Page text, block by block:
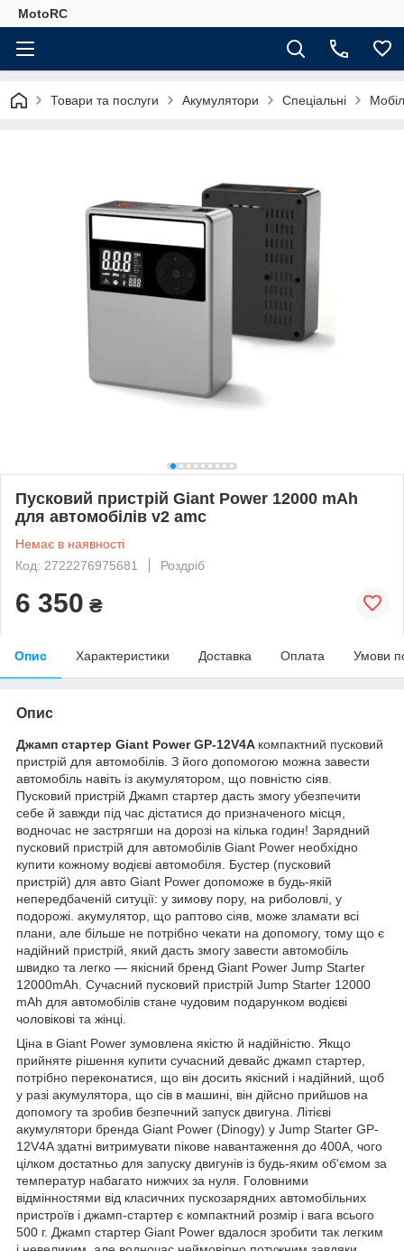
MotoRC
Товари та послуги Акумулятори Спеціальні
Пусковий пристрій Giant Power 12000 mAh
для автомобілів v2 amc
Немає в наявності
Код: 2722276975681
Роздріб
6 350 ₴
Опис Характеристики Доставка Оплата Умови
Опис
Джамп стартер Giant Power GP-12V4A компактний пусковий
пристрій для автомобілів. З його допомогою можна завести
автомобіль навіть із акумулятором, що повністю сіяв.
Пусковий пристрій Джамп стартер дасть змогу убезпечити
себе й завжди під час дістатися до призначеного місця,
водночас не застрягши на дорозі на кілька годин! Зарядний
пусковий пристрій для автомобілів Giant Power необхідно
купити кожному водієві автомобіля. Бустер (пусковий
пристрій) для авто Giant Power допоможе в будь-якій
непередбаченій ситуції: у зимову пору, на риболовлі, у
подорожі. акумулятор, що раптово сіяв, може зламати всі
плани, але більше не потрібно чекати на допомогу, тому що є
надійний пристрій, який дасть змогу завести автомобіль
швидко та легко — якісний бренд Giant Power Jump Starter
12000mAh. Сучасний пусковий пристрій Jump Starter 12000
mAh для автомобілів стане чудовим подарунком водієві
чоловікові та жінці.
Ціна в Giant Power зумовлена якістю й надійністю. Якщо
прийняте рішення купити сучасний девайс джамп стартер,
потрібно переконатися, що він досить якісний і надійний, щоб
у разі акумулятора, що сів в машині, він дійсно прийшов на
допомогу та зробив безпечний запуск двигуна. Літієві
акумулятори бренда Giant Power (Dinogy) у Jump Starter GP-
12V4A здатні витримувати пікове навантаження до 400A, чого
цілком достатньо для запуску двигунів із будь-яким об'ємом за
температур набагато нижчих за нуля. Головними
відмінностями від класичних пускозарядних автомобільних
пристроїв і джамп-стартер є компактний розмір і вага всього
500 г. Джамп стартер Giant Power вдалося зробити так легким